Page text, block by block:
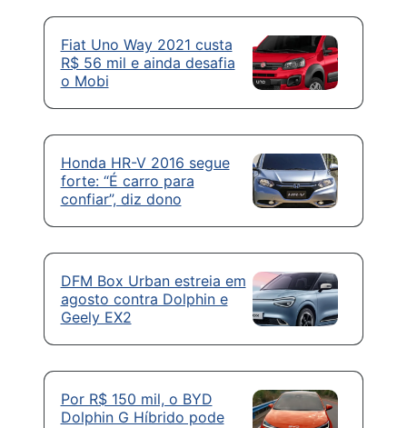
Fiat Uno Way 2021 custa
R$ 56 mil e ainda desafia
o Mobi
Honda HR-V 2016 segue
forte: “É carro para
confiar”, diz dono
DFM Box Urban estreia em
agosto contra Dolphin e
Geely EX2
Por R$ 150 mil, o BYD
Dolphin G Híbrido pode